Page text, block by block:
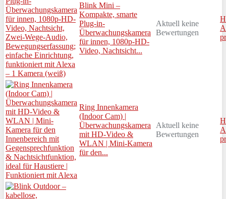
Blink Mini –
Kompakte, smarte
Plug-in-
Überwachungskamera
für innen, 1080p-HD-
Video, Nachtsicht...
Aktuell keine
Bewertungen
Ring Innenkamera
(Indoor Cam) |
Überwachungskamera
mit HD-Video &
WLAN | Mini-Kamera
für den...
Aktuell keine
Bewertungen